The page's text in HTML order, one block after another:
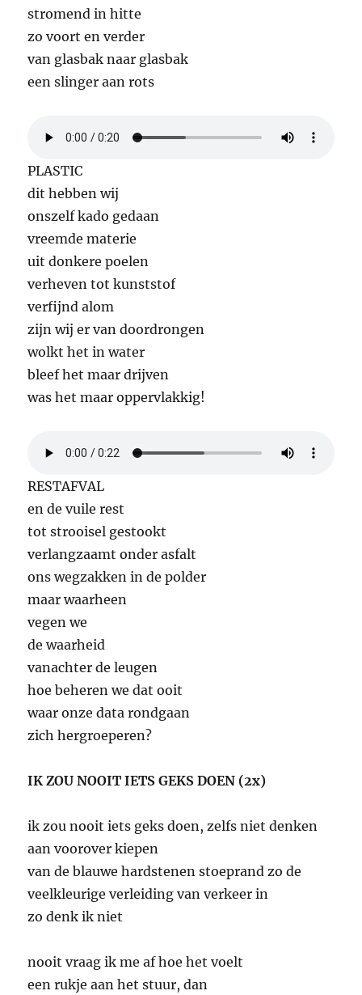
stromend in hitte
zo voort en verder
van glasbak naar glasbak
een slinger aan rots
PLASTIC
dit hebben wij
onszelf kado gedaan
vreemde materie
uit donkere poelen
verheven tot kunststof
verfijnd alom
zijn wij er van doordrongen
wolkt het in water
bleef het maar drijven
was het maar oppervlakkig!
RESTAFVAL
en de vuile rest
tot strooisel gestookt
verlangzaamt onder asfalt
ons wegzakken in de polder
maar waarheen
vegen we
de waarheid
vanachter de leugen
hoe beheren we dat ooit
waar onze data rondgaan
zich hergroeperen?
IK ZOU NOOIT IETS GEKS DOEN (2x)
ik zou nooit iets geks doen, zelfs niet denken
aan voorover kiepen
van de blauwe hardstenen stoeprand zo de
veelkleurige verleiding van verkeer in
zo denk ik niet
nooit vraag ik me af hoe het voelt
een rukje aan het stuur, dan